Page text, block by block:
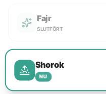
Fajr
SLUTFÖRT
Shorok
NU